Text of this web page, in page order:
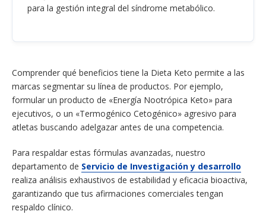
para la gestión integral del síndrome metabólico.
Comprender qué beneficios tiene la Dieta Keto permite a las
marcas segmentar su línea de productos. Por ejemplo,
formular un producto de «Energía Nootrópica Keto» para
ejecutivos, o un «Termogénico Cetogénico» agresivo para
atletas buscando adelgazar antes de una competencia.
Para respaldar estas fórmulas avanzadas, nuestro
departamento de Servicio de Investigación y desarrollo
realiza análisis exhaustivos de estabilidad y eficacia bioactiva,
garantizando que tus afirmaciones comerciales tengan
respaldo clínico.